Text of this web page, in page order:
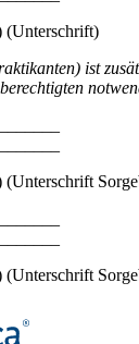
(Unterschrift)
ist